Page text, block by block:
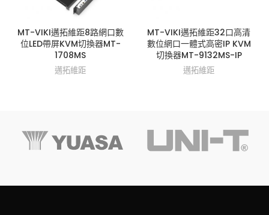
MT-VIKI邁拓維距8路網口數
位LED帶屏KVM切換器MT-
1708MS
邁拓維距
MT-VIKI邁拓維距32口高清
數位網口一體式高密IP KVM
切換器MT-9132MS-IP
邁拓維距